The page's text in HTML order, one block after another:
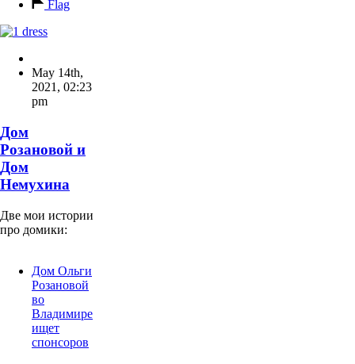
Flag
May 14th,
2021 , 02:23
pm
Дом
Розановой и
Дом
Немухина
Две мои истории
про домики:
Дом Ольги
Розановой
во
Владимире
ищет
спонсоров